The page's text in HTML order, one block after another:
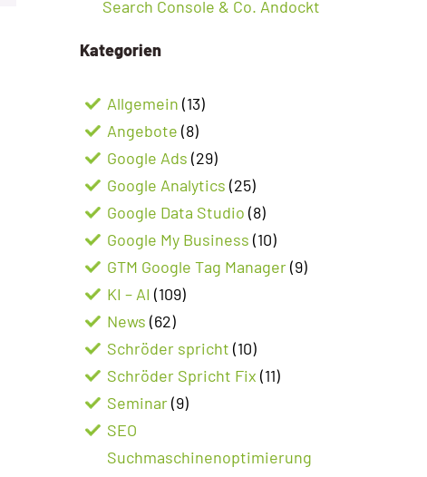
Search Console & Co. Andockt
Kategorien
Allgemein (13)
Angebote (8)
Google Ads (29)
Google Analytics (25)
Google Data Studio (8)
Google My Business (10)
GTM Google Tag Manager(9)
KI – AI (109)
News (62)
Schröder spricht (10)
Schröder Spricht Fix (11)
Seminar(9)
SEO
Suchmaschinenoptimierung